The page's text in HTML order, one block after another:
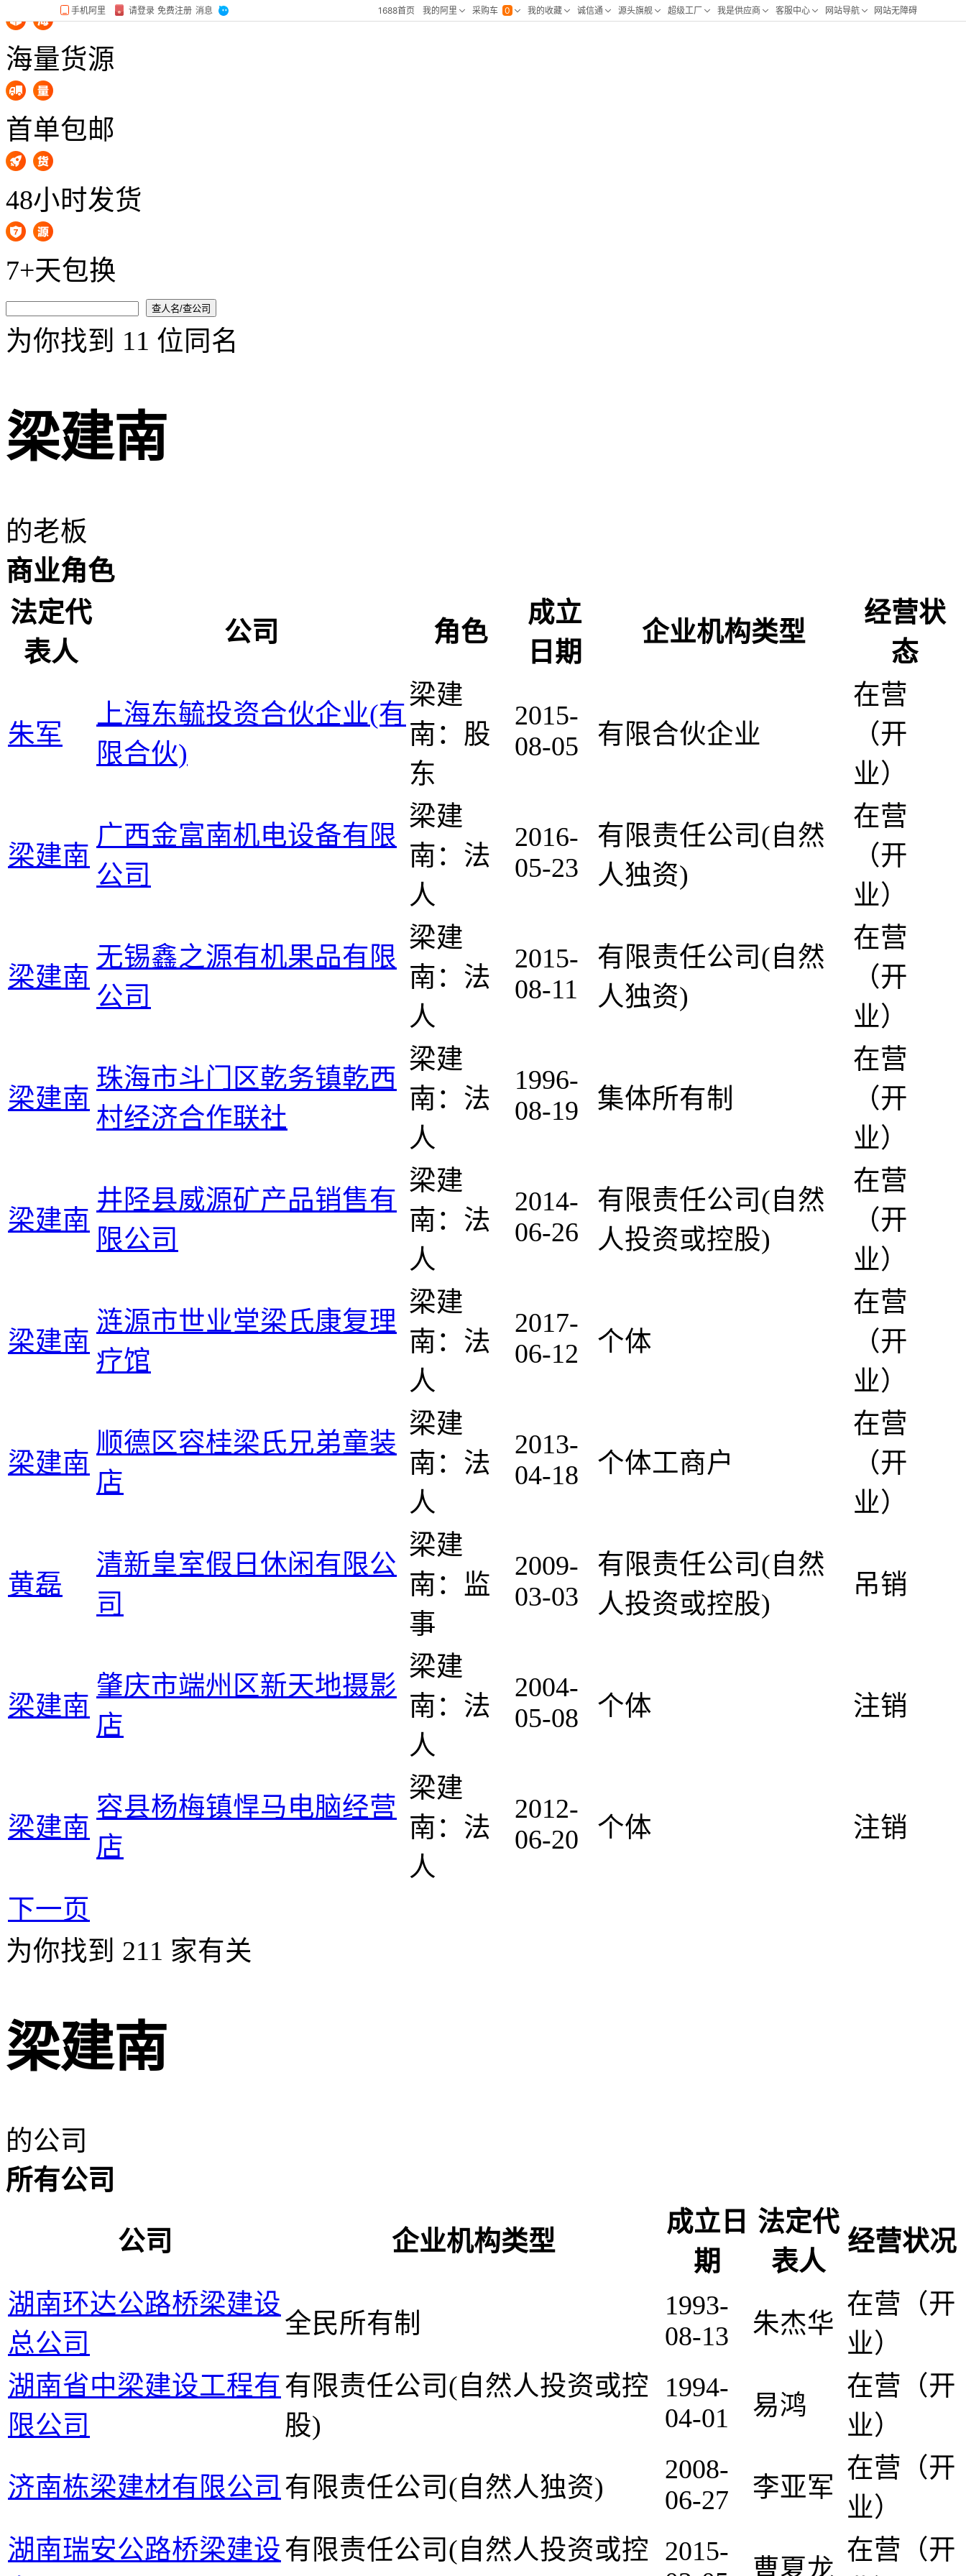
海量货源
首单包邮
48小时发货
7+天包换
查人名/查公司
为你找到 11 位同名
梁建南
的老板
商业角色
法定代
表人
公司 角色
成立
日期
企业机构类型
经营状
态
朱军
上海东毓投资合伙企业(有
限合伙)
梁建
南：股
东
2015-
08-05
有限合伙企业
在营
（开
业）
梁建南
广西金富南机电设备有限
公司
梁建
南：法
人
2016-
05-23
有限责任公司(自然
人独资)
在营
（开
业）
梁建南
无锡鑫之源有机果品有限
公司
梁建
南：法
人
2015-
08-11
有限责任公司(自然
人独资)
在营
（开
业）
梁建南
珠海市斗门区乾务镇乾西
村经济合作联社
梁建
南：法
人
1996-
08-19
集体所有制
在营
（开
业）
梁建南
井陉县威源矿产品销售有
限公司
梁建
南：法
人
2014-
06-26
有限责任公司(自然
人投资或控股)
在营
（开
业）
梁建南
涟源市世业堂梁氏康复理
疗馆
梁建
南：法
人
2017-
06-12
个体
在营
（开
业）
梁建南
顺德区容桂梁氏兄弟童装
店
梁建
南：法
人
2013-
04-18
个体工商户
在营
（开
业）
黄磊
清新皇室假日休闲有限公
司
梁建
南：监
事
2009-
03-03
有限责任公司(自然
人投资或控股)
吊销
梁建南
肇庆市端州区新天地摄影
店
梁建
南：法
人
2004-
05-08
个体 注销
梁建南
容县杨梅镇悍马电脑经营
店
梁建
南：法
人
2012-
06-20
个体 注销
下一页
为你找到 211 家有关
梁建南
的公司
所有公司
公司 企业机构类型
成立日
期
法定代
表人
经营状况
湖南环达公路桥梁建设
总公司
全民所有制
1993-
08-13
朱杰华
在营（开
业）
湖南省中梁建设工程有
限公司
有限责任公司(自然人投资或控
股)
1994-
04-01
易鸿
在营（开
业）
济南栋梁建材有限公司 有限责任公司(自然人独资)
2008-
06-27
李亚军
在营（开
业）
湖南瑞安公路桥梁建设有限责任公司(自然人投资或控
2015-
曹夏龙
在营（开